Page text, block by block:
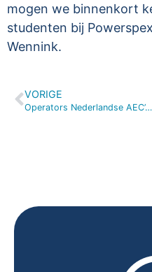
mogen we binnenkort
studenten bij
Wennink.
VORIGE
Operators Nederlandse AEC’s trainen op locatie Veenendaal